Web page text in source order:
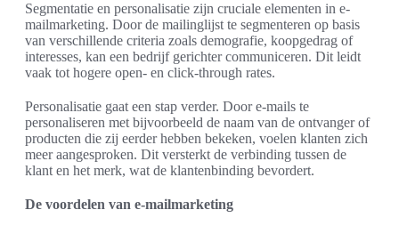
Segmentatie en personalisatie zijn cruciale elementen in e-
mailmarketing. Door de mailinglijst te segmenteren op basis
van verschillende criteria zoals demografie, koopgedrag of
interesses, kan een bedrijf gerichter communiceren. Dit leidt
vaak tot hogere open- en click-through rates.
Personalisatie gaat een stap verder. Door e-mails te
personaliseren met bijvoorbeeld de naam van de ontvanger of
producten die zij eerder hebben bekeken, voelen klanten zich
meer aangesproken. Dit versterkt de verbinding tussen de
klant en het merk, wat de klantenbinding bevordert.
De voordelen van e-mailmarketing